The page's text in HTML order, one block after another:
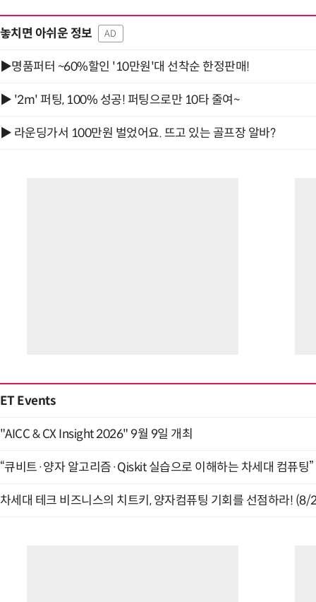
놓치면 아쉬운 정보 AD
▶명품퍼터 ~60%할인 '10만원'대 선착순 한정판매!
▶ '2m' 퍼팅, 100% 성공! 퍼팅으로만 10타 줄여~
▶ 라운딩가서 100만원 벌었어요. 뜨고 있는 골프장 알바?
ET Events
"AICC & CX Insight 2026" 9월 9일 개최
“큐비트·양자 알고리즘·Qiskit 실습으로 이해하는 차세대 컴퓨팅
차세대 테크 비즈니스의 치트키, 양자컴퓨팅 기회를 선점하라! (8/